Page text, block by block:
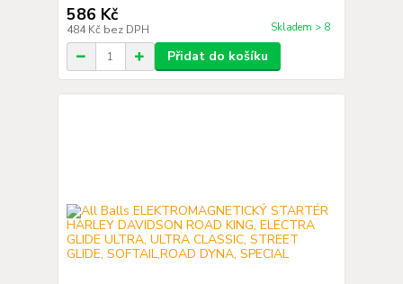
586 Kč
484 Kč bez DPH Skladem > 8
Přidat do košíku